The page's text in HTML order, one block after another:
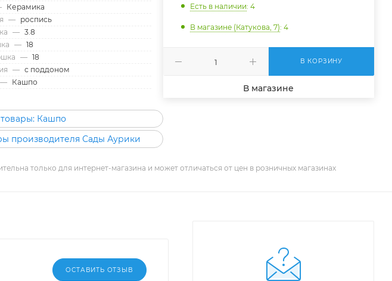
Керамика
— роспись
— 3.8
— 18
— 18
— с поддоном
— Кашпо
Есть в наличии: 4
В магазине (Катукова, 7): 4
В КОРЗИНУ
В магазине
товары: Кашпо
производителя Сады Аурики
только для интернет-магазина и может отличаться от цен в розничных магазинах
ОСТАВИТЬ ОТЗЫВ